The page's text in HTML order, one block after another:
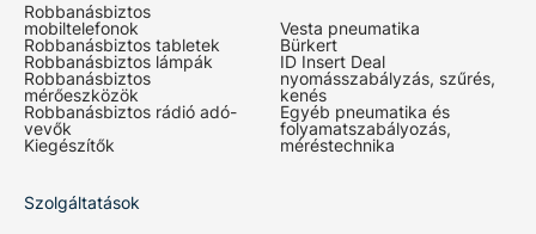
Robbanásbiztos
mobiltelefonok
Robbanásbiztos tabletek
Robbanásbiztos lámpák
Robbanásbiztos
mérőeszközök
Robbanásbiztos rádió adó-
vevők
Kiegészítők
Vesta pneumatika
Bürkert
ID Insert Deal
nyomásszabályzás, szűrés,
kenés
Egyéb pneumatika és
folyamatszabályozás,
méréstechnika
Szolgáltatások